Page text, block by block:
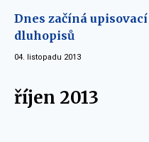
Dnes začíná
dluhopisů
04. listopadu 2013
říjen 2013